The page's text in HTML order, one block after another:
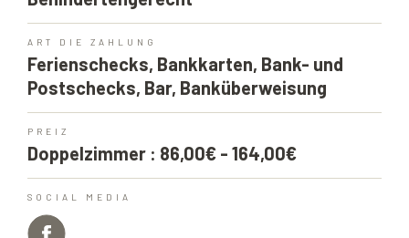
ART DIE ZAHLUNG
Ferienschecks, Bankkarten, Bank- und
Postschecks, Bar, Banküberweisung
PREIZ
Doppelzimmer : 86,00€ - 164,00€
SOCIAL MEDIA